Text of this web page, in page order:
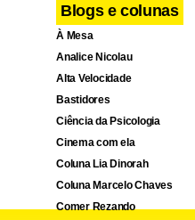
Blogs e colunas
À Mesa
Analice Nicolau
Alta Velocidade
Bastidores
Ciência da Psicologia
Cinema com ela
Coluna Lia Dinorah
Coluna Marcelo Chaves
Comer Rezando